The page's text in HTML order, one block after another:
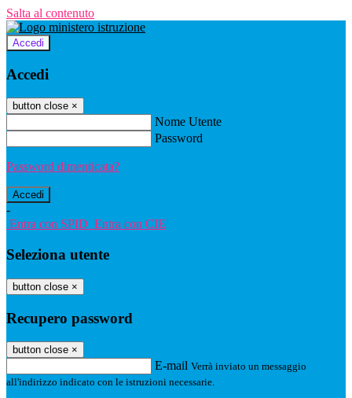
Salta al contenuto
Accedi
Accedi
button close ×
Nome Utente
Password
Password dimenticata?
-
Entra con SPID Entra con CIE
Seleziona utente
button close ×
Recupero password
button close ×
E-mail Verrà inviato un messaggio
all'indirizzo indicato con le istruzioni necessarie.